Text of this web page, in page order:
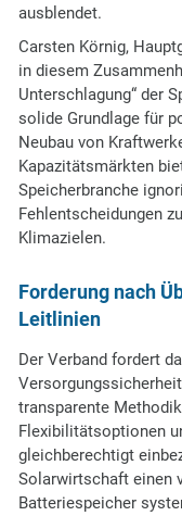
ausblendet.
Carsten Körnig,
in diesem
Unterschlagung“ der
solide Grundlage für
Neubau von
Kapazitätsmärkten
Speicherbranche
Fehlentscheidungen
Klimazielen.
Forderung nach
Leitlinien
Der Verband fordert
transparente
Flexibilitätsoptionen
gleichberechtigt
Solarwirtschaft einen
Batteriespeicher